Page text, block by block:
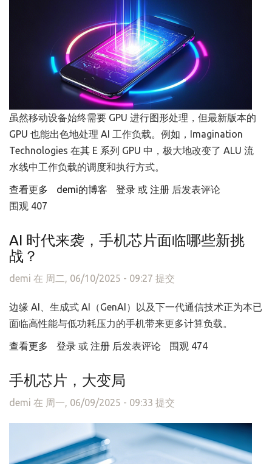
虽然移动设备始终需要 GPU 进行图形处理，但最新版本的
GPU 也能出色地处理 AI 工作负载。例如，Imagination
Technologies 在其 E 系列 GPU 中，极大地改变了 ALU 流
水线中工作负载的调度和执行方式。
查看更多 about 手机芯片：从SoC到Multi Die
demi的博客 登录 或 注册 后发表评论
围观 407
AI 时代来袭，手机芯片面临哪些新挑
战？
demi 在 周二, 06/10/2025 - 09:27 提交
边缘 AI、生成式 AI（GenAI）以及下一代通信技术正为本已
面临高性能与低功耗压力的手机带来更多计算负载。
查看更多 about AI 时代来袭，手机芯片面临哪些新挑战？
登录 或 注册 后发表评论 围观 474
手机芯片，大变局
demi 在 周一, 06/09/2025 - 09:33 提交